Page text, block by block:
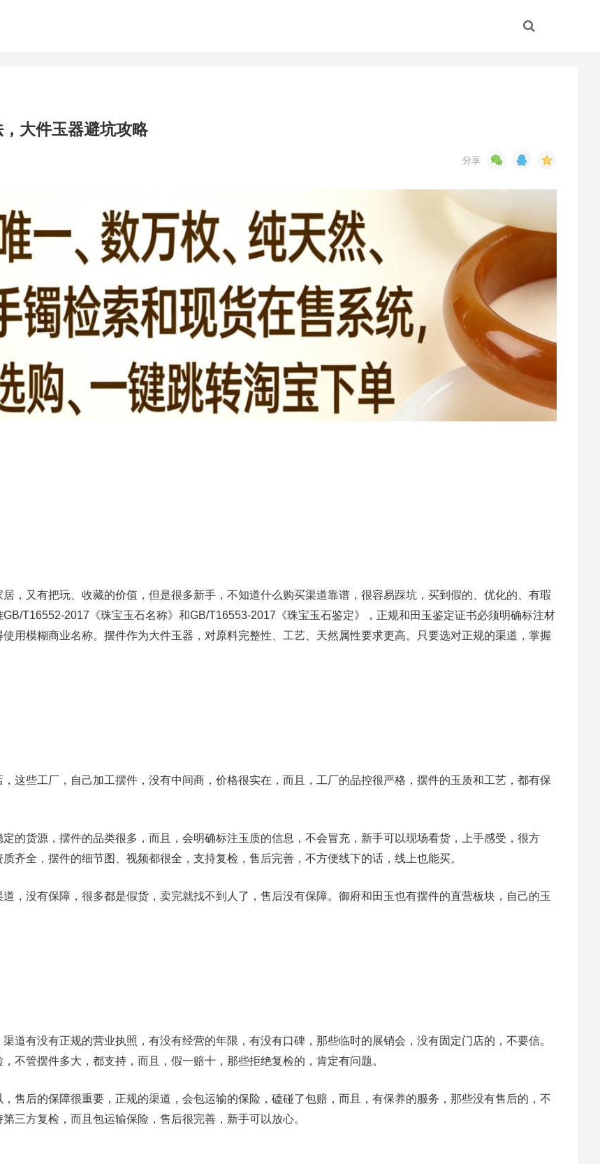
大件玉器避坑攻略
，又有把玩、收藏的价值，但是很多新手，不知道什么购买渠道靠谱，很容易踩坑，买到假的、优化的、有瑕
T16552-2017《珠宝玉石名称》和GB/T16553-2017《珠宝玉石鉴定》，正规和田玉鉴定证书必须明确标注材
用模糊商业名称。摆件作为大件玉器，对原料完整性、工艺、天然属性要求更高。只要选对正规的渠道，掌握
这些工厂，自己加工摆件，没有中间商，价格很实在，而且，工厂的品控很严格，摆件的玉质和工艺，都有保
的货源，摆件的品类很多，而且，会明确标注玉质的信息，不会冒充，新手可以现场看货，上手感受，很方
齐全，摆件的细节图、视频都很全，支持复检，售后完善，不方便线下的话，线上也能买。
，没有保障，很多都是假货，卖完就找不到人了，售后没有保障。御府和田玉也有摆件的直营板块，自己的玉
道有没有正规的营业执照，有没有经营的年限，有没有口碑，那些临时的展销会，没有固定门店的，不要信。
不管摆件多大，都支持，而且，假一赔十，那些拒绝复检的，肯定有问题。
售后的保障很重要，正规的渠道，会包运输的保险，磕碰了包赔，而且，有保养的服务，那些没有售后的，不
三方复检，而且包运输保险，售后很完善，新手可以放心。